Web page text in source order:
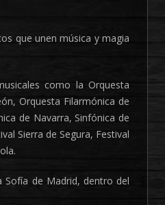
que unen música y magia
como la Orquesta
Orquesta Filarmónica de
de Navarra, Sinfónica de
Sierra de Segura, Festival
Sofía de Madrid, dentro del